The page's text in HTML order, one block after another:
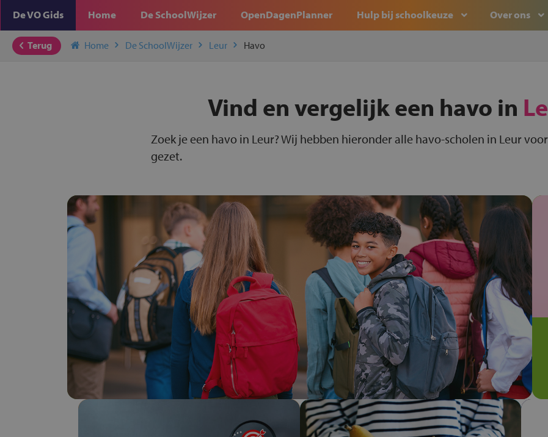
De VO Gids Home De SchoolWijzer OpenDagenPlanner Hulp bij schoolkeuze Over ons
Terug Home De SchoolWijzer Leur Havo
Vind en vergelijk een havo in
Zoek je een havo in Leur? Wij hebben hieronder alle havo-scholen in Leur
gezet.